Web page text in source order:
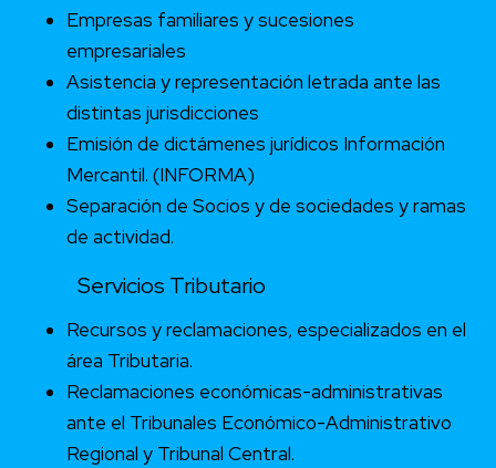
Empresas familiares y sucesiones
empresariales
Asistencia y representación letrada ante las
distintas jurisdicciones
Emisión de dictámenes jurídicos Información
Mercantil. (INFORMA)
Separación de Socios y de sociedades y ramas
de actividad.
Servicios Tributario
Recursos y reclamaciones, especializados en el
área Tributaria.
Reclamaciones económicas-administrativas
ante el Tribunales Económico-Administrativo
Regional y Tribunal Central.